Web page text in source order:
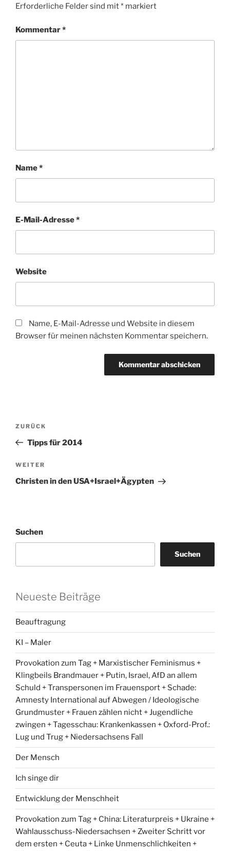
Erforderliche Felder sind mit* markiert
Kommentar*
Name*
E-Mail-Adresse*
Website
Name, E-Mail-Adresse und Website in diesem
Browser für meinen nächsten Kommentar speichern.
Beitragsnavigation
Vorheriger
Beitrag
ZURÜCK
Tipps für 2014
Nächster
Beitrag
WEITER
Christen in den USA+Israel+Ägypten
Suchen
Suchen
Neueste Beiträge
Beauftragung
KI – Maler
Provokation zum Tag + Marxistischer Feminismus +
Klingbeils Brandmauer + Putin, Israel, AfD an allem
Schuld + Transpersonen im Frauensport + Schade:
Amnesty International auf Abwegen / Ideologische
Grundmuster + Frauen zählen nicht + Jugendliche
zwingen + Tagesschau: Krankenkassen + Oxford-Prof.:
Lug und Trug + Niedersachsens Fall
Der Mensch
Ich singe dir
Entwicklung der Menschheit
Provokation zum Tag + China: Literaturpreis + Ukraine +
Wahlausschuss-Niedersachsen + Zweiter Schritt vor
dem ersten + Ceuta + Linke Unmenschlichkeiten +